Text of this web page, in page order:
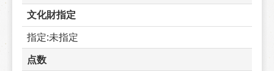
文化財指定
指定:未指定
点数